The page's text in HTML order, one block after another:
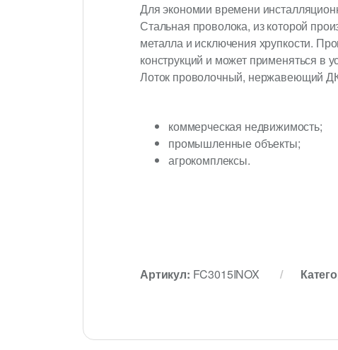
Для экономии времени
Стальная проволока, из которой
металла и исключения хрупкости.
конструкций и может применяться в
Лоток проволочный, нержавеющий
коммерческая недвижимость;
промышленные объекты;
агрокомплексы.
Артикул: FC3015INOX